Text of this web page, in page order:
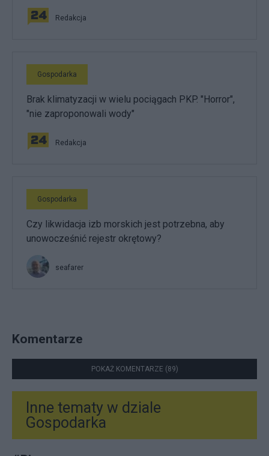
Redakcja
Gospodarka
Brak klimatyzacji w wielu pociągach PKP. "Horror",
"nie zaproponowali wody"
Redakcja
Gospodarka
Czy likwidacja izb morskich jest potrzebna, aby
unowocześnić rejestr okrętowy?
seafarer
Komentarze
POKAŻ KOMENTARZE (89)
Inne tematy w dziale
Gospodarka